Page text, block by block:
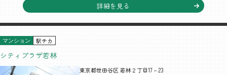
詳細を見る
マンション 駅チカ
シティプラザ若林
東京都世田谷区 若林２丁目17－23